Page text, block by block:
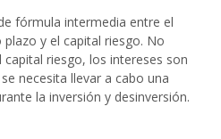
fórmula intermedia entre el
y el capital riesgo. No
riesgo, los intereses son
necesita llevar a cabo una
la inversión y desinversión.